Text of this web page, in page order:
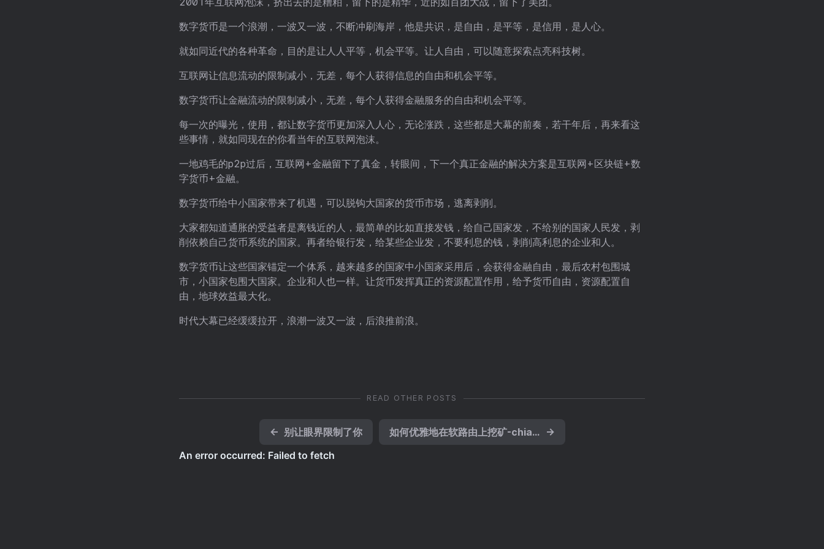
数字货币是一个浪潮，一波又一波，不断冲刷海岸，他是共识，是自由，是平等，是信用，是人心。
就如同近代的各种革命，目的是让人人平等，机会平等。让人自由，可以随意探索点亮科技树。
互联网让信息流动的限制减小，无差，每个人获得信息的自由和机会平等。
数字货币让金融流动的限制减小，无差，每个人获得金融服务的自由和机会平等。
每一次的曝光，使用，都让数字货币更加深入人心，无论涨跌，这些都是大幕的前奏，若干年后，再来看这
些事情，就如同现在的你看当年的互联网泡沫。
一地鸡毛的p2p过后，互联网+金融留下了真金，转眼间，下一个真正金融的解决方案是互联网+区块链+数
字货币+金融。
数字货币给中小国家带来了机遇，可以脱钩大国家的货币市场，逃离剥削。
大家都知道通胀的受益者是离钱近的人，最简单的比如直接发钱，给自己国家发，不给别的国家人民发，剥
削依赖自己货币系统的国家。再者给银行发，给某些企业发，不要利息的钱，剥削高利息的企业和人。
数字货币让这些国家锚定一个体系，越来越多的国家中小国家采用后，会获得金融自由，最后农村包围城
市，小国家包围大国家。企业和人也一样。让货币发挥真正的资源配置作用，给予货币自由，资源配置自
由，地球效益最大化。
时代大幕已经缓缓拉开，浪潮一波又一波，后浪推前浪。
READ OTHER POSTS
← 别让眼界限制了你 如何优雅地在软路由上挖矿-chia挖矿 →